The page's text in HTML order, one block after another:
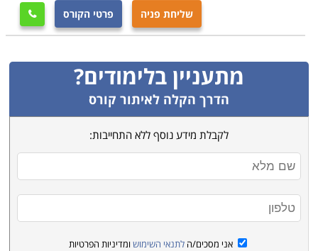
שליחת פניה פרטי הקורס 
מתעניין בלימודים?
הדרך הקלה לאיתור קורס
לקבלת מידע נוסף ללא התחייבות:
אני מסכים/ה לתנאי השימוש ומדיניות הפרטיות